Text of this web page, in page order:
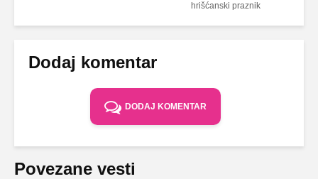
hrišćanski praznik
Dodaj komentar
DODAJ KOMENTAR
Povezane vesti